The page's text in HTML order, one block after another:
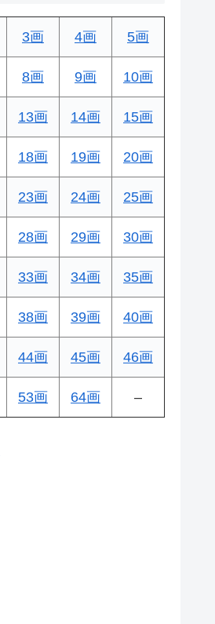
3画 4画 5画
8画 9画 10画
13画 14画 15画
18画 19画 20画
23画 24画 25画
28画 29画 30画
33画 34画 35画
38画 39画 40画
44画 45画 46画
53画 64画 –